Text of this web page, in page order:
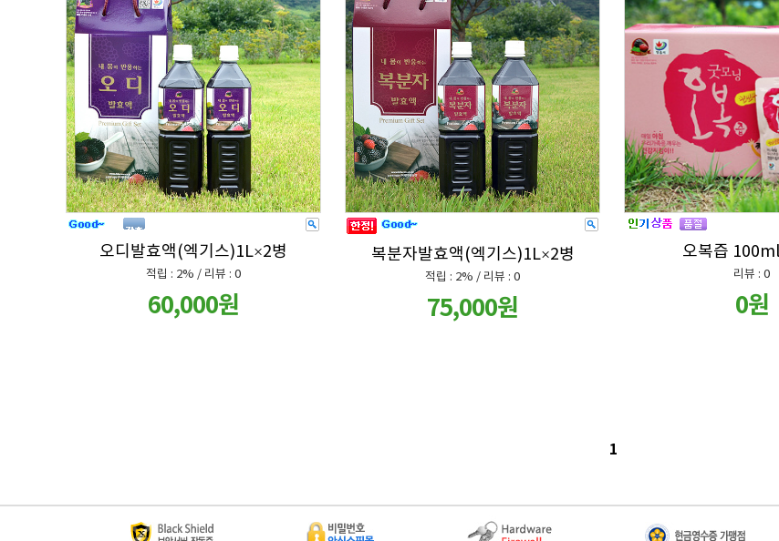
오디발효액(엑기스)1L×2병
적립 : 2% / 리뷰 : 0
60,000원
복분자발효액(엑기스)1L×2병
적립 : 2% / 리뷰 : 0
75,000원
오복즙
리뷰 : 0
0원
1